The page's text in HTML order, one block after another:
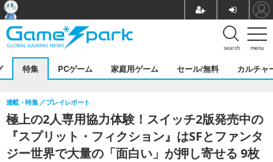
menu
search
特集 PCゲーム 家庭用ゲーム セール/無料 カルチャ
極上の2人専用協力体験！スイッチ2版発売中の
『スプリット・フィクション』はSFとファンタ
ジー世界で大量の「面白い」が押し寄せる 9枚
連載・特集 プレイレポート